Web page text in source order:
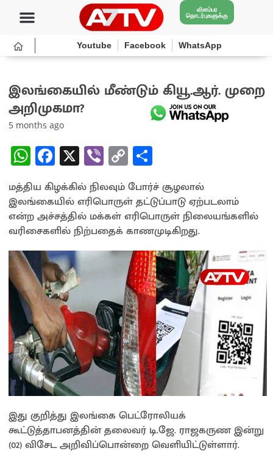
விளம்பர
தொடர்புகளுக்கு
Youtube Facebook WhatsApp
இலங்கையில் மீண்டும் கியூ.ஆர். முறை
அறிமுகமா?
5 months ago
W
h
at
sA
p
p
Fa
ce
b
o
o
k
X Vi
b
er
C
o
py
Li
n
k
h
ar
e
மத்திய கிழக்கில் நிலவும் போர்ச் சூழலால்
இலங்கையில் எரிபொருள் தட்டுப்பாடு ஏற்படலாம்
என்ற அச்சத்தில் மக்கள் எரிபொருள் நிலையங்களில்
வரிசைகளில் நிற்பதைக் காணமுடிகிறது.
இது குறித்து இலங்கை பெட்ரோலியக்
கூட்டுத்தாபனத்தின் தலைவர் டி.ஜே. ராஜகருண இன்று
(02) விசேட அறிவிப்பொன்றை வெளியிட்டுள்ளார்.